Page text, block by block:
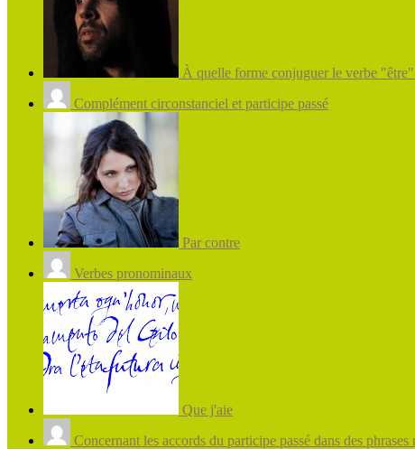
À quelle forme conjuguer le verbe "être"
Complément circonstanciel et participe passé
Par contre
Verbes pronominaux
Que j'aie
Concernant les accords du participe passé dans des phrases